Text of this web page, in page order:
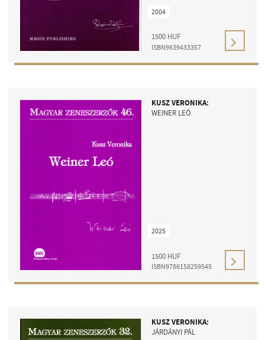
1500 HUF
ISBN9639433357
2004
KUSZ VERONIKA:
WEINER LEÓ
1500 HUF
ISBN9786158259545
2025
KUSZ VERONIKA:
JÁRDÁNYI PÁL